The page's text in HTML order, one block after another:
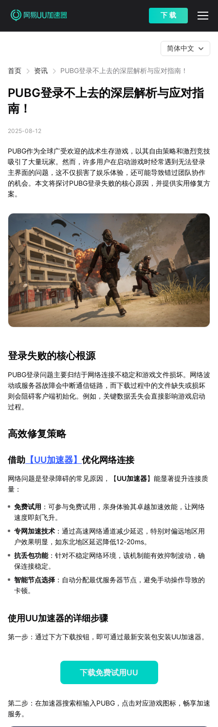
下 载
首页 资讯 PUBG登录不上去的深层解析与应对指南！
简体中文
PUBG登录不上去的深层解析与应对指
南！
2025-08-12
PUBG作为全球广受欢迎的战术生存游戏，以其自由策略和激烈竞技
吸引了大量玩家。然而，许多用户在启动游戏时经常遇到无法登录
主界面的问题，这不仅损害了娱乐体验，还可能导致错过团队协作
的机会。本文将探讨PUBG登录失败的核心原因，并提供实用修复方
案。
登录失败的核心根源
PUBG登录问题主要归结于网络连接不稳定和游戏文件损坏。网络波
动或服务器故障会中断通信链路，而下载过程中的文件缺失或损坏
则会阻碍客户端初始化。例如，关键数据丢失会直接影响游戏启动
过程。
高效修复策略
借助 【UU加速器】 优化网络连接
网络问题是登录障碍的常见原因，【UU加速器】能显著提升连接质
量：
免费试用 ：可参与免费试用，亲身体验其卓越加速效能，让网络
速度即刻飞升。
专网加速技术 ：通过高速网络通道减少延迟，特别对偏远地区用
户效果明显，如东北地区延迟降低12-20ms。
抗丢包功能：针对不稳定网络环境，该机制能有效抑制波动，确
保连接稳定。
智能节点选择 ：自动分配最优服务器节点，避免手动操作导致的
卡顿。
使用UU加速器的详细步骤
第一步：通过下方下载按钮，即可通过最新安装包安装UU加速器。
下载免费试用UU
第二步：在加速器搜索框输入PUBG，点击对应游戏图标，畅享加速
服务。